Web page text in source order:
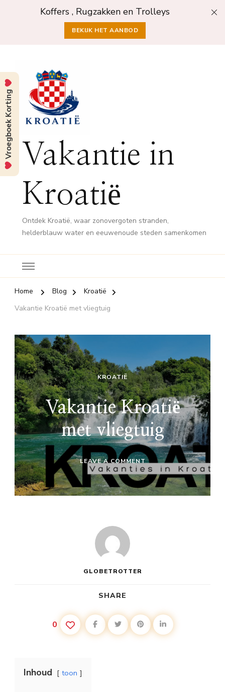
Koffers , Rugzakken en Trolleys
BEKIJK HET AANBOD
Vakantie in
Kroatië
Ontdek Kroatië, waar zonovergoten stranden,
helderblauw water en eeuwenoude steden samenkomen
Home Blog
Kroatië
Vakantie Kroatië met vliegtuig
KROATIË
Vakantie Kroatië
met vliegtuig
LEAVE A COMMENTON
VAKANTIE
KROATIË
MET
VLIEGTUIG
GLOBETROTTER
SHARE
0
Inhoud toon
Vroegboek Korting